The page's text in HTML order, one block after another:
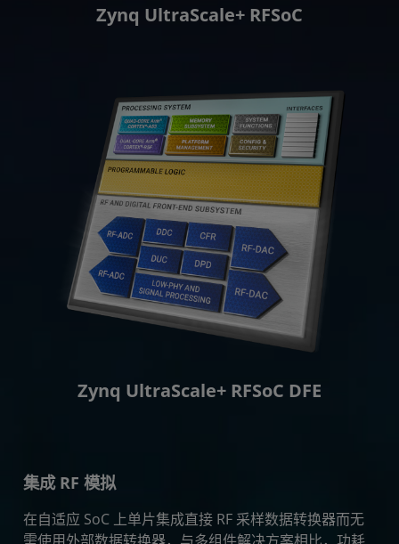
Zynq UltraScale+ RFSoC
Zynq UltraScale+ RFSoC DFE
集成 RF 模拟
在自适应 SoC 上单片集成直接 RF 采样数据转换器而无